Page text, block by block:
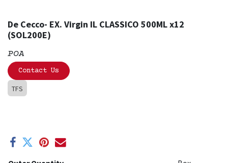
De Cecco- EX. Virgin IL CLASSICO 500ML x12
(SOL200E)
POA
Contact Us
TFS